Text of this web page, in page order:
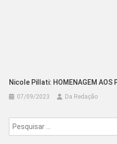
Nicole Pillati: HOMENAGEM AOS
07/09/2023 Da Redação